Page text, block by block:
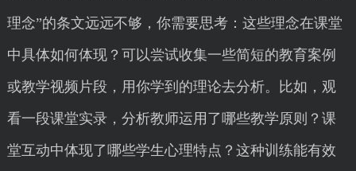
理念”的条文远远不够，你需要思考：这些理念在课堂
中具体如何体现？可以尝试收集一些简短的教育案例
或教学视频片段，用你学到的理论去分析。比如，观
看一段课堂实录，分析教师运用了哪些教学原则？课
堂互动中体现了哪些学生心理特点？这种训练能有效